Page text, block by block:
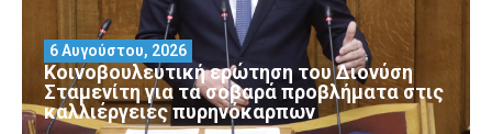
Κοινοβουλευτική ερώτηση του Διονύση
Σταμενίτη για τα σοβαρά προβλήματα στις
καλλιέργειες πυρηνόκαρπων
6 Αυγούστου, 2026